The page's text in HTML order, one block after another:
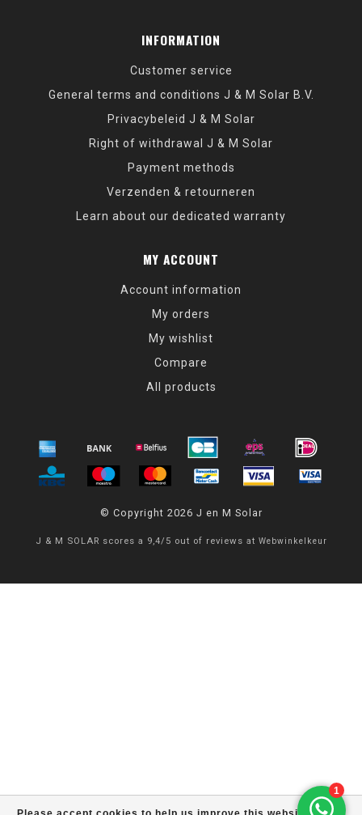
INFORMATION
Customer service
General terms and conditions J & M Solar B.V.
Privacybeleid J & M Solar
Right of withdrawal J & M Solar
Payment methods
Verzenden & retourneren
Learn about our dedicated warranty
MY ACCOUNT
Account information
My orders
My wishlist
Compare
All products
© Copyright 2026 J en M Solar
J & M SOLAR scores a 9,4/ 5 out of reviews at Webwinkelkeur